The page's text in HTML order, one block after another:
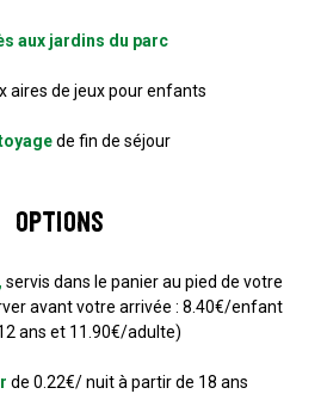
aux jardins du parc
aires de jeux pour enfants
de fin de séjour
Options
servis dans le panier au pied de votre
avant votre arrivée : 8.40€/enfant
ans et 11.90€/adulte)
de 0.22€/ nuit à partir de 18 ans